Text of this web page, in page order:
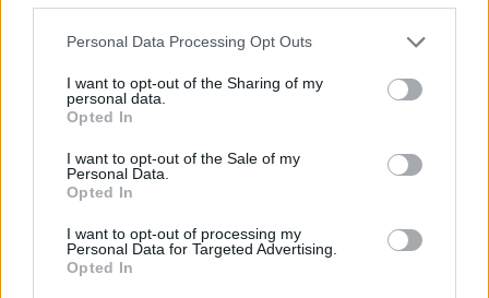
Personal Data Processing Opt Outs
I want to opt-out of the Sharing of my
personal data.
Opted In
I want to opt-out of the Sale of my
Personal Data.
Opted In
I want to opt-out of processing my
Personal Data for Targeted Advertising.
Opted In
Εθελοντισμός